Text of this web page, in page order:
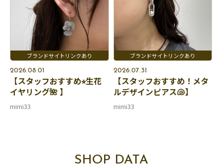
2026.08.01
【スタッフおすすめ⭐︎生花
イヤリング🌺 】
mimi33
2026.07.31
【スタッフおすすめ！メタ
ルデザインピアス🐚】
mimi33
SHOP DATA